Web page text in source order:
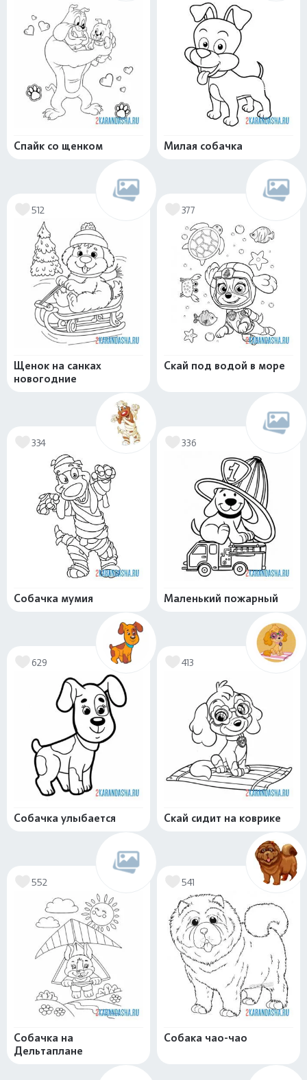
Спайк со щенком Милая собачка
512
Щенок на санках
новогодние
377
Скай под водой в море
334
Собачка мумия
336
Маленький пожарный
629
Собачка улыбается
413
Скай сидит на коврике
552
Собачка на
Дельтаплане
541
Собака чао-чао